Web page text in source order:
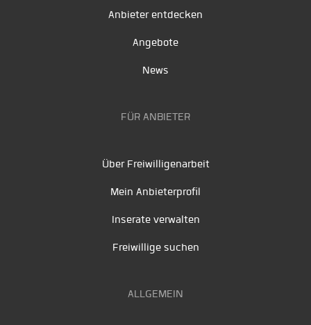
Anbieter entdecken
Angebote
News
FÜR ANBIETER
Über Freiwilligenarbeit
Mein Anbieterprofil
Inserate verwalten
Freiwillige suchen
ALLGEMEIN